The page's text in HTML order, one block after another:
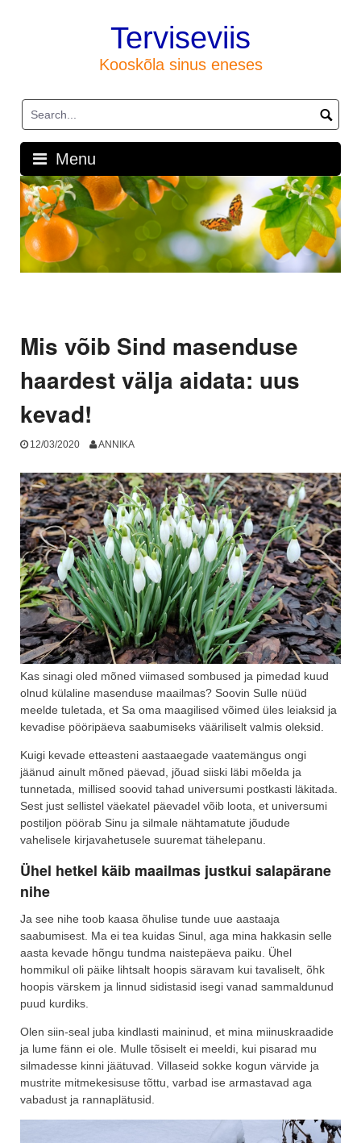
Terviseviis
Kooskõla sinus eneses
Menu
Mis võib Sind masenduse
haardest välja aidata: uus
kevad!
12/03/2020 ANNIKA
Kas sinagi oled mõned viimased sombused ja pimedad kuud
olnud külaline masenduse maailmas? Soovin Sulle nüüd
meelde tuletada, et Sa oma maagilised võimed üles leiaksid ja
kevadise pööripäeva saabumiseks vääriliselt valmis oleksid.
Kuigi kevade etteasteni aastaaegade vaatemängus ongi
jäänud ainult mõned päevad, jõuad siiski läbi mõelda ja
tunnetada, millised soovid tahad universumi postkasti läkitada.
Sest just sellistel väekatel päevadel võib loota, et universumi
postiljon pöörab Sinu ja silmale nähtamatute jõudude
vahelisele kirjavahetusele suuremat tähelepanu.
Ühel hetkel käib maailmas justkui salapärane
nihe
Ja see nihe toob kaasa õhulise tunde uue aastaaja
saabumisest. Ma ei tea kuidas Sinul, aga mina hakkasin selle
aasta kevade hõngu tundma naistepäeva paiku. Ühel
hommikul oli päike lihtsalt hoopis säravam kui tavaliselt, õhk
hoopis värskem ja linnud sidistasid isegi vanad sammaldunud
puud kurdiks.
Olen siin-seal juba kindlasti maininud, et mina miinuskraadide
ja lume fänn ei ole. Mulle tõsiselt ei meeldi, kui pisarad mu
silmadesse kinni jäätuvad. Villaseid sokke kogun värvide ja
mustrite mitmekesisuse tõttu, varbad ise armastavad aga
vabadust ja rannaplätusid.